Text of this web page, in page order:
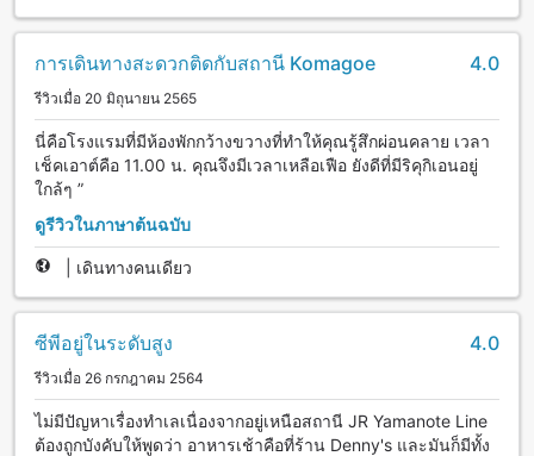
การเดินทางสะดวกติดกับสถานี Komagoe 4.0
รีวิวเมื่อ 20 มิถุนายน 2565
นี่คือโรงแรมที่มีห้องพักกว้างขวางที่ทำให้คุณรู้สึกผ่อนคลาย เวลา
เช็คเอาต์คือ 11.00 น. คุณจึงมีเวลาเหลือเฟือ ยังดีที่มีริคุกิเอนอยู่
ใกล้ๆ ”
ดูรีวิวในภาษาต้นฉบับ
เดินทางคนเดียว
ซีพีอยู่ในระดับสูง 4.0
รีวิวเมื่อ 26 กรกฎาคม 2564
ไม่มีปัญหาเรื่องทำเลเนื่องจากอยู่เหนือสถานี JR Yamanote Line
ต้องถูกบังคับให้พูดว่า อาหารเช้าคือที่ร้าน Denny's และมันก็มีทั้ง